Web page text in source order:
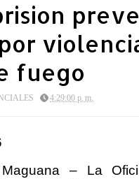
fuego
4:29:00 p. m.
– La